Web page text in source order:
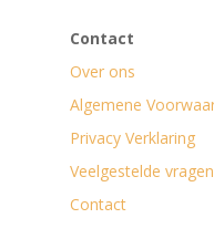
Contact
Over ons
Algemene
Privacy Verklaring
Veelgestelde vragen
Contact